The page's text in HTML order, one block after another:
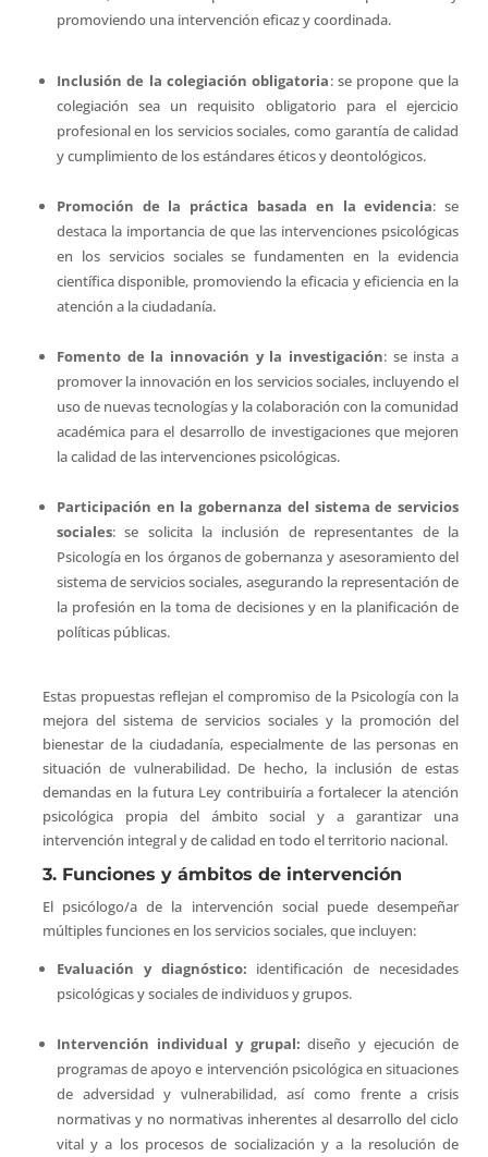
promoviendo una intervención eficaz y coordinada.
Inclusión de la colegiación obligatoria: se propone que la
colegiación sea un requisito obligatorio para el ejercicio
profesional en los servicios sociales, como garantía de calidad
y cumplimiento de los estándares éticos y deontológicos.
Promoción de la práctica basada en la evidencia: se
destaca la importancia de que las intervenciones psicológicas
en los servicios sociales se fundamenten en la evidencia
científica disponible, promoviendo la eficacia y eficiencia en la
atención a la ciudadanía.
Fomento de la innovación y la investigación: se insta a
promover la innovación en los servicios sociales, incluyendo el
uso de nuevas tecnologías y la colaboración con la comunidad
académica para el desarrollo de investigaciones que mejoren
la calidad de las intervenciones psicológicas.
Participación en la gobernanza del sistema de servicios
sociales: se solicita la inclusión de representantes de la
Psicología en los órganos de gobernanza y asesoramiento del
sistema de servicios sociales, asegurando la representación de
la profesión en la toma de decisiones y en la planificación de
políticas públicas.
Estas propuestas reflejan el compromiso de la Psicología con la
mejora del sistema de servicios sociales y la promoción del
bienestar de la ciudadanía, especialmente de las personas en
situación de vulnerabilidad. De hecho, la inclusión de estas
demandas en la futura Ley contribuiría a fortalecer la atención
psicológica propia del ámbito social y a garantizar una
intervención integral y de calidad en todo el territorio nacional.
3. Funciones y ámbitos de intervención
El psicólogo/a de la intervención social puede desempeñar
múltiples funciones en los servicios sociales, que incluyen:
Evaluación y diagnóstico: identificación de necesidades
psicológicas y sociales de individuos y grupos.
Intervención individual y grupal: diseño y ejecución de
programas de apoyo e intervención psicológica en situaciones
de adversidad y vulnerabilidad, así como frente a crisis
normativas y no normativas inherentes al desarrollo del ciclo
vital y a los procesos de socialización y a la resolución de